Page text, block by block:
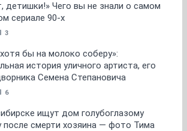
детишки!» Чего вы не знали о самом
сериале 90-х
3
бы на молоко соберу»:
история уличного артиста, его
Семена Степановича
6
ищут дом голубоглазому
после смерти хозяина — фото Тима